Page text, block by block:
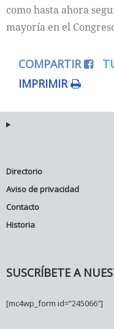
como hasta ahora
mayoría en el
COMPARTIR
IMPRIMIR
Directorio
Aviso de privacidad
Contacto
Historia
SUSCRÍBETE A
[mc4wp_form id=”245066″]